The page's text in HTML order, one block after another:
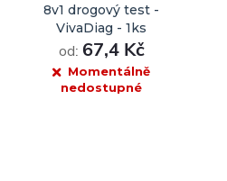
8v1 drogový test -
VivaDiag - 1ks
od: 67,4 Kč
Momentálně
nedostupné